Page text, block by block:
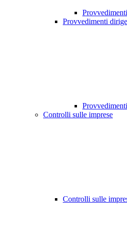
Provvedimenti
Controlli sulle imprese
Controlli sulle